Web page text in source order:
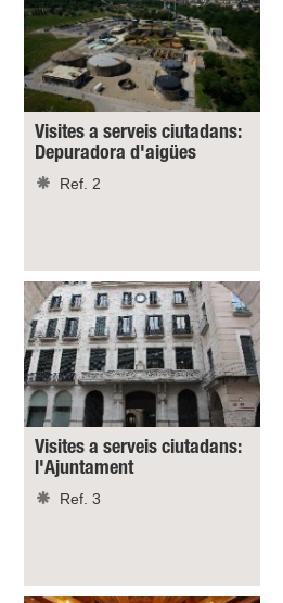
Visites a serveis ciutadans:
Depuradora d'aigües
Ref. 2
Visites a serveis ciutadans:
l'Ajuntament
Ref. 3